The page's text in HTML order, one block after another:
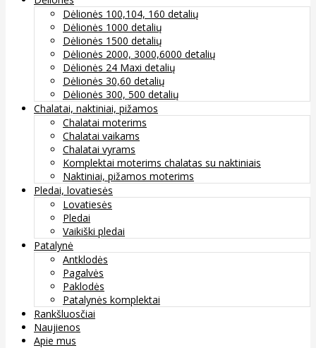
Dėlionės 100,104, 160 detalių
Dėlionės 1000 detalių
Dėlionės 1500 detalių
Dėlionės 2000, 3000,6000 detalių
Dėlionės 24 Maxi detalių
Dėlionės 30,60 detalių
Dėlionės 300, 500 detalių
Chalatai, naktiniai, pižamos
Chalatai moterims
Chalatai vaikams
Chalatai vyrams
Komplektai moterims chalatas su naktiniais
Naktiniai, pižamos moterims
Pledai, lovatiesės
Lovatiesės
Pledai
Vaikiški pledai
Patalynė
Antklodės
Pagalvės
Paklodės
Patalynės komplektai
Rankšluosčiai
Naujienos
Apie mus